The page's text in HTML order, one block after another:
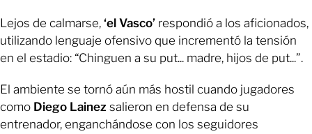
Lejos de calmarse, ‘el Vasco’ respondió a los aficionados,
utilizando lenguaje ofensivo que incrementó la tensión
en el estadio: “Chinguen a su put... madre, hijos de put...”.
El ambiente se tornó aún más hostil cuando jugadores
como Diego Lainez salieron en defensa de su
entrenador, enganchándose con los seguidores